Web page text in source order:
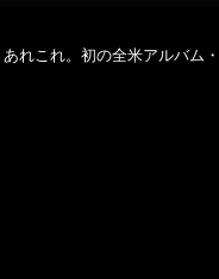
れこれ。初の全米アルバム